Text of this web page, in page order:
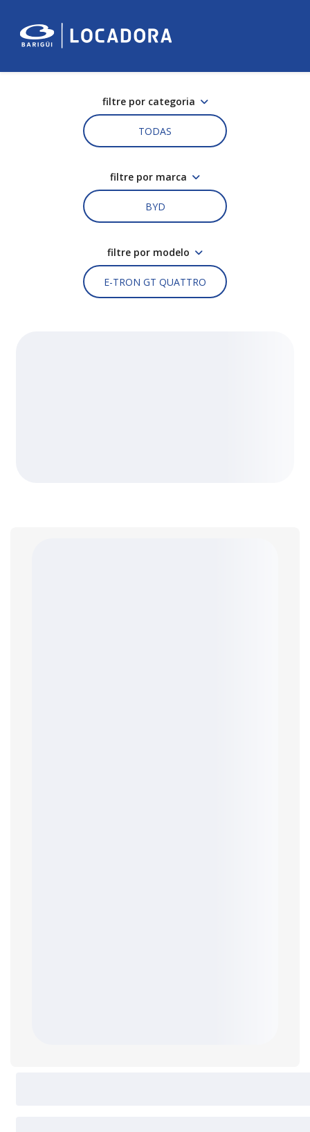
filtre por categoria
TODAS
filtre por marca
BYD
filtre por modelo
E-TRON GT QUATTRO